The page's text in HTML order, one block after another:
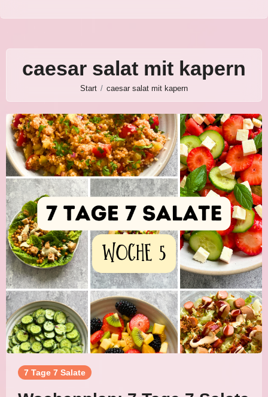
caesar salat mit kapern
Start caesar salat mit kapern
7 Tage 7 Salate